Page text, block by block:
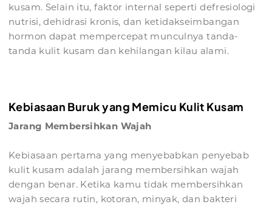
kusam. Selain itu, faktor internal seperti defresiologi
nutrisi, dehidrasi kronis, dan ketidakseimbangan
hormon dapat mempercepat munculnya tanda-
tanda kulit kusam dan kehilangan kilau alami.
Kebiasaan Buruk yang Memicu Kulit Kusam
Jarang Membersihkan Wajah
Kebiasaan pertama yang menyebabkan penyebab
kulit kusam adalah jarang membersihkan wajah
dengan benar. Ketika kamu tidak membersihkan
wajah secara rutin, kotoran, minyak, dan bakteri